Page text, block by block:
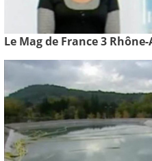
Le Mag de France 3